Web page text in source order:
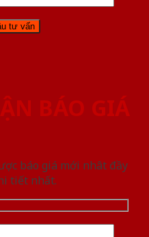
BÁO GIÁ
báo giá mới nhât đầy
tiết nhất.